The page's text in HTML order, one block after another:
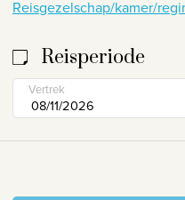
Reisgezelschap/kamer/
Reisperiode
Vertrek